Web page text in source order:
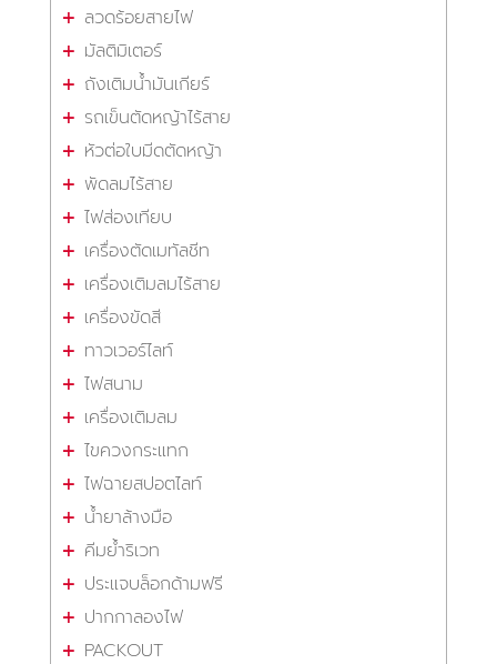
ลวดร้อยสายไฟ
มัลติมิเตอร์
ถังเติมน้ำมันเกียร์
รถเข็นตัดหญ้าไร้สาย
หัวต่อใบมีดตัดหญ้า
พัดลมไร้สาย
ไฟส่องเทียบ
เครื่องตัดเมทัลชีท
เครื่องเติมลมไร้สาย
เครื่องขัดสี
ทาวเวอร์ไลท์
ไฟสนาม
เครื่องเติมลม
ไขควงกระแทก
ไฟฉายสปอตไลท์
น้ำยาล้างมือ
คีมย้ำริเวท
ประแจบล็อกด้ามฟรี
ปากกาลองไฟ
PACKOUT